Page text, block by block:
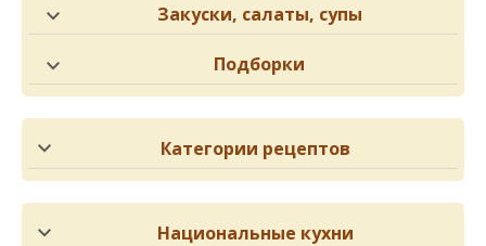
Закуски, салаты, супы
Подборки
Категории рецептов
Национальные кухни